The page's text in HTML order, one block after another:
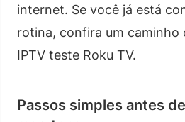
internet. Se você já está
rotina, confira um caminho
IPTV teste Roku TV.
Passos simples antes